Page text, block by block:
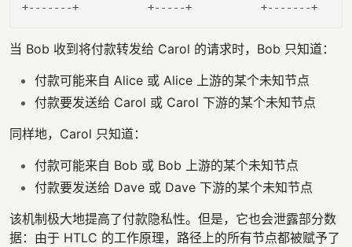
当 Bob 收到将付款转发给 Carol 的请求时，Bob 只知道：
付款可能来自 Alice 或 Alice 上游的某个未知节点
付款要发送给 Carol 或 Carol 下游的某个未知节点
同样地，Carol 只知道：
付款可能来自 Bob 或 Bob 上游的某个未知节点
付款要发送给 Dave 或 Dave 下游的某个未知节点
该机制极大地提高了付款隐私性。但是，它也会泄露部分数
据：由于 HTLC 的工作原理，路径上的所有节点都被赋予了